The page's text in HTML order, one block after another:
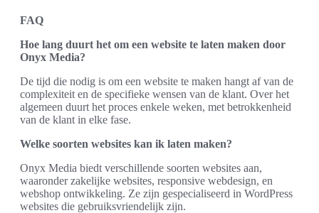
FAQ
Hoe lang duurt het om een website te laten maken door
Onyx Media?
De tijd die nodig is om een website te maken hangt af van de
complexiteit en de specifieke wensen van de klant. Over het
algemeen duurt het proces enkele weken, met betrokkenheid
van de klant in elke fase.
Welke soorten websites kan ik laten maken?
Onyx Media biedt verschillende soorten websites aan,
waaronder zakelijke websites, responsive webdesign, en
webshop ontwikkeling. Ze zijn gespecialiseerd in WordPress
websites die gebruiksvriendelijk zijn.